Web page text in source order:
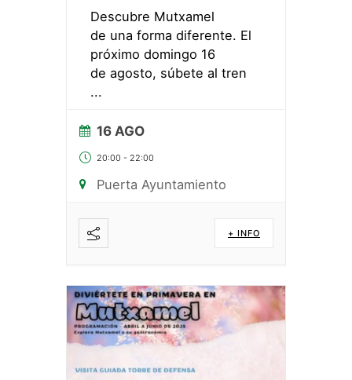
Descubre Mutxamel
de una forma diferente. El
próximo domingo 16
de agosto, súbete al tren
...
16 AGO
20:00 - 22:00
Puerta Ayuntamiento
+ INFO